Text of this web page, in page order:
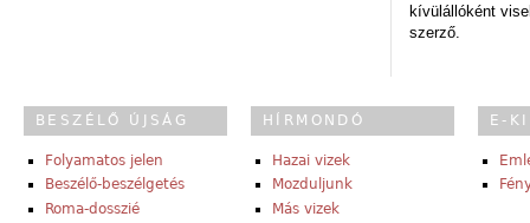
kívülállóként
szerző.
BESZÉLŐ ÚJSÁG
Folyamatos jelen
Beszélő-beszélgetés
Roma-dosszié
HÍRMONDÓ
Hazai vizek
Mozduljunk
Más vizek
E-